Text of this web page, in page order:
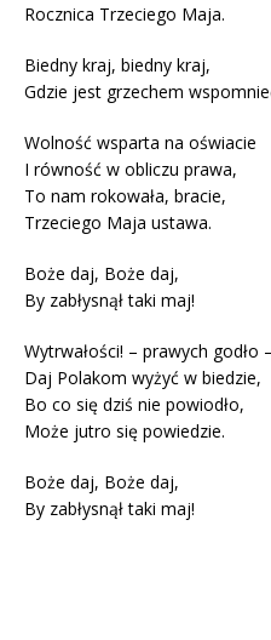
Rocznica Trzeciego Maja.
Biedny kraj, biedny kraj,
Gdzie jest grzechem
Wolność wsparta na oświacie
I równość w obliczu prawa,
To nam rokowała, bracie,
Trzeciego Maja ustawa.
Boże daj, Boże daj,
By zabłysnął taki maj!
Wytrwałości! – prawych godło –
Daj Polakom wyżyć w biedzie,
Bo co się dziś nie powiodło,
Może jutro się powiedzie.
Boże daj, Boże daj,
By zabłysnął taki maj!